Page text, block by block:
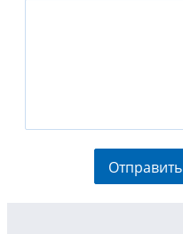
Отправить